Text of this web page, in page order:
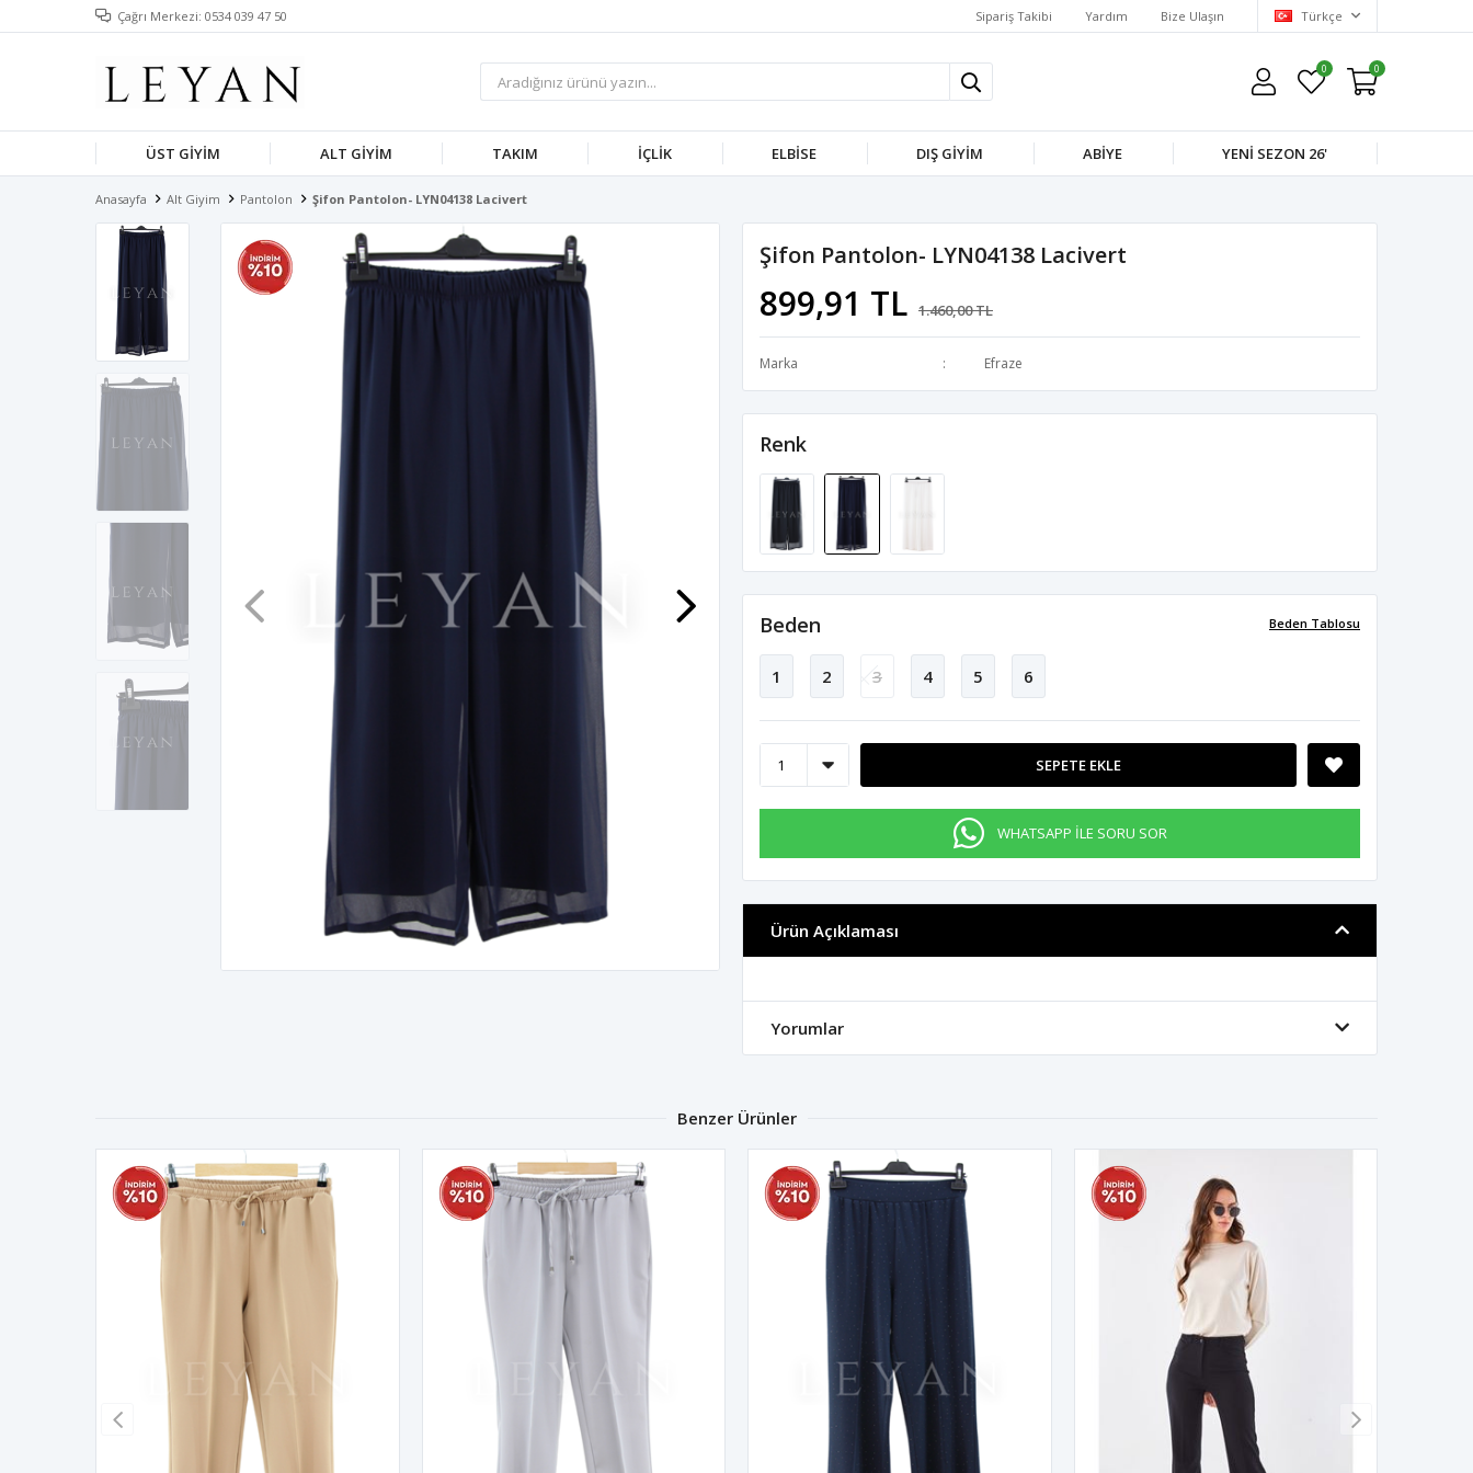
Çağrı Merkezi: 0534 039 47 50 Sipariş Takibi Yardım Bize Ulaşın Türkçe
0 0
ÜST GIYIM ALT GIYIM TAKIM İÇLIK ELBISE DIŞ GIYIM ABIYE YENI SEZON 26'
Anasayfa Alt Giyim Pantolon Şifon Pantolon- LYN04138 Lacivert
Şifon Pantolon- LYN04138 Lacivert
899,91 TL 1.460,00 TL
Marka Efraze
Renk
Beden Tablosu
Beden
1 2 3 4 5 6
SEPETE EKLE
WHATSAPP İLE SORU SOR
Ürün Açıklaması
Yorumlar
Benzer Ürünler